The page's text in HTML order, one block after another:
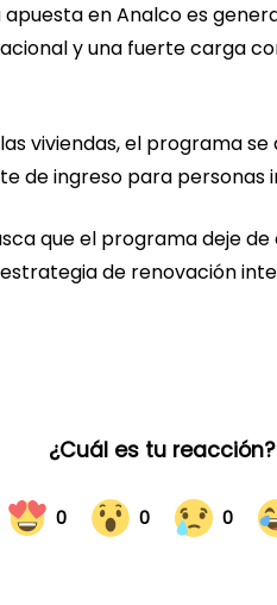
en Analco es
y una fuerte carga
viviendas, el programa
de ingreso para personas
que el programa deje
de renovación